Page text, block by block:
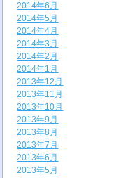
2014年6月
2014年5月
2014年4月
2014年3月
2014年2月
2014年1月
2013年12月
2013年11月
2013年10月
2013年9月
2013年8月
2013年7月
2013年6月
2013年5月